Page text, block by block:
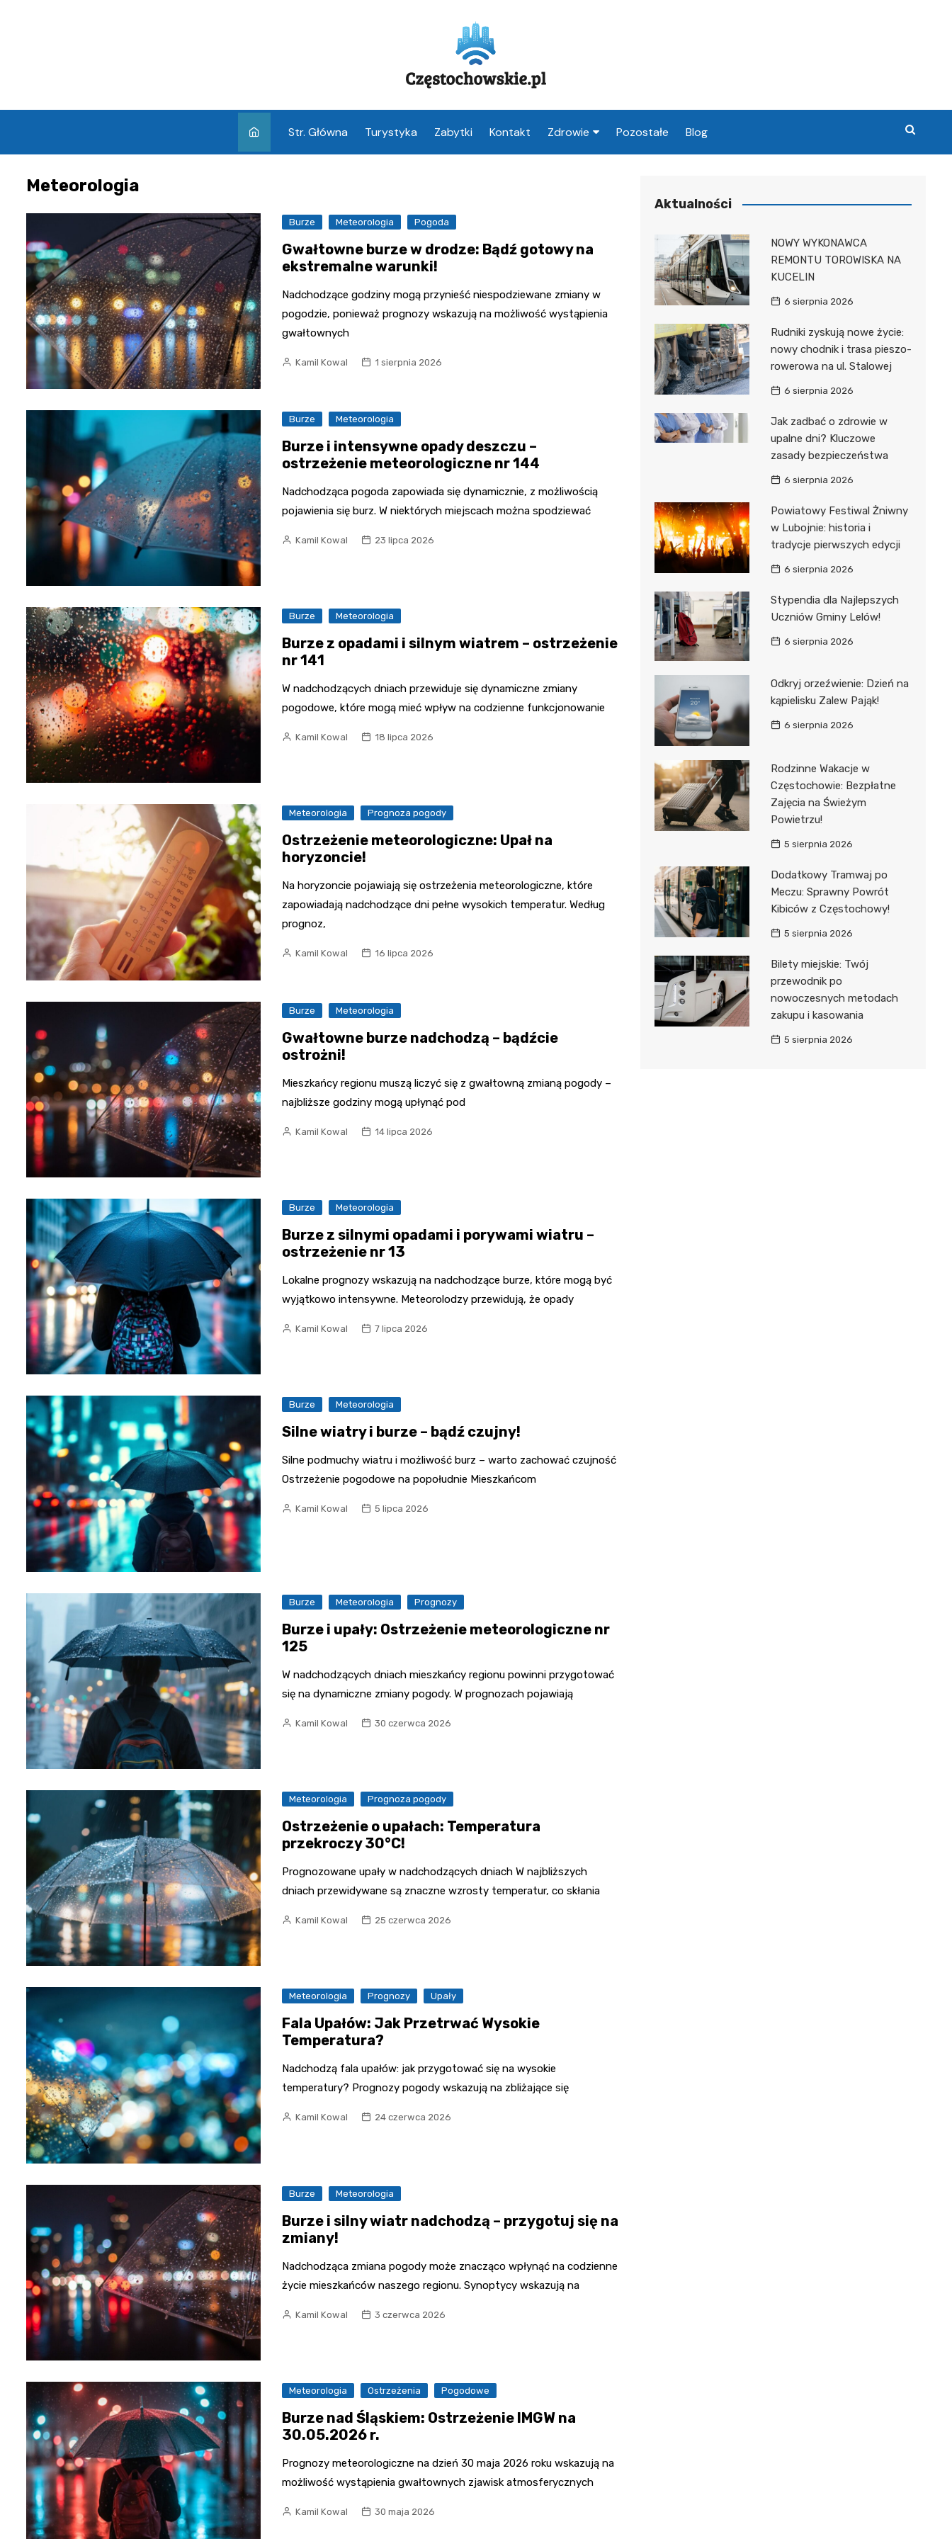
Str. Główna Turystyka Zabytki Kontakt Zdrowie
Lekarz Częstochowa
Częstochowa
Pozostałe Blog
Meteorologia
Burze Meteorologia Pogoda
Gwałtowne burze w drodze: Bądź gotowy na
ekstremalne warunki!
Nadchodzące godziny mogą przynieść niespodziewane zmiany w
pogodzie, ponieważ prognozy wskazują na możliwość wystąpienia
gwałtownych
Kamil Kowal 1 sierpnia 2026
Burze Meteorologia
Burze i intensywne opady deszczu –
ostrzeżenie meteorologiczne nr 144
Nadchodząca pogoda zapowiada się dynamicznie, z możliwością
pojawienia się burz. W niektórych miejscach można spodziewać
Kamil Kowal 23 lipca 2026
Burze Meteorologia
Burze z opadami i silnym wiatrem – ostrzeżenie
nr 141
W nadchodzących dniach przewiduje się dynamiczne zmiany
pogodowe, które mogą mieć wpływ na codzienne funkcjonowanie
Kamil Kowal 18 lipca 2026
Meteorologia Prognoza pogody
Ostrzeżenie meteorologiczne: Upał na
horyzoncie!
Na horyzoncie pojawiają się ostrzeżenia meteorologiczne, które
zapowiadają nadchodzące dni pełne wysokich temperatur. Według
prognoz,
Kamil Kowal 16 lipca 2026
Burze Meteorologia
Gwałtowne burze nadchodzą – bądźcie
ostrożni!
Mieszkańcy regionu muszą liczyć się z gwałtowną zmianą pogody –
najbliższe godziny mogą upłynąć pod
Kamil Kowal 14 lipca 2026
Burze Meteorologia
Burze z silnymi opadami i porywami wiatru –
ostrzeżenie nr 13
Lokalne prognozy wskazują na nadchodzące burze, które mogą być
wyjątkowo intensywne. Meteorolodzy przewidują, że opady
Kamil Kowal 7 lipca 2026
Burze Meteorologia
Silne wiatry i burze – bądź czujny!
Silne podmuchy wiatru i możliwość burz – warto zachować czujność
Ostrzeżenie pogodowe na popołudnie Mieszkańcom
Kamil Kowal 5 lipca 2026
Burze Meteorologia Prognozy
Burze i upały: Ostrzeżenie meteorologiczne nr
125
W nadchodzących dniach mieszkańcy regionu powinni przygotować
się na dynamiczne zmiany pogody. W prognozach pojawiają
Kamil Kowal 30 czerwca 2026
Meteorologia Prognoza pogody
Ostrzeżenie o upałach: Temperatura
przekroczy 30°C!
Prognozowane upały w nadchodzących dniach W najbliższych
dniach przewidywane są znaczne wzrosty temperatur, co skłania
Kamil Kowal 25 czerwca 2026
Meteorologia Prognozy Upały
Fala Upałów: Jak Przetrwać Wysokie
Temperatura?
Nadchodzą fala upałów: jak przygotować się na wysokie
temperatury? Prognozy pogody wskazują na zbliżające się
Kamil Kowal 24 czerwca 2026
Burze Meteorologia
Burze i silny wiatr nadchodzą – przygotuj się na
zmiany!
Nadchodząca zmiana pogody może znacząco wpłynąć na codzienne
życie mieszkańców naszego regionu. Synoptycy wskazują na
Kamil Kowal 3 czerwca 2026
Meteorologia Ostrzeżenia Pogodowe
Burze nad Śląskiem: Ostrzeżenie IMGW na
30.05.2026 r.
Prognozy meteorologiczne na dzień 30 maja 2026 roku wskazują na
możliwość wystąpienia gwałtownych zjawisk atmosferycznych
Kamil Kowal 30 maja 2026
Aktualności
NOWY WYKONAWCA
REMONTU TOROWISKA NA
KUCELIN
6 sierpnia 2026
Rudniki zyskują nowe życie:
nowy chodnik i trasa pieszo-
rowerowa na ul. Stalowej
6 sierpnia 2026
Jak zadbać o zdrowie w
upalne dni? Kluczowe
zasady bezpieczeństwa
6 sierpnia 2026
Powiatowy Festiwal Żniwny
w Lubojnie: historia i
tradycje pierwszych edycji
6 sierpnia 2026
Stypendia dla Najlepszych
Uczniów Gminy Lelów!
6 sierpnia 2026
Odkryj orzeźwienie: Dzień na
kąpielisku Zalew Pająk!
6 sierpnia 2026
Rodzinne Wakacje w
Częstochowie: Bezpłatne
Zajęcia na Świeżym
Powietrzu!
5 sierpnia 2026
Dodatkowy Tramwaj po
Meczu: Sprawny Powrót
Kibiców z Częstochowy!
5 sierpnia 2026
Bilety miejskie: Twój
przewodnik po
nowoczesnych metodach
zakupu i kasowania
5 sierpnia 2026